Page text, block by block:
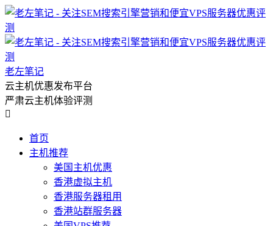
老左笔记
云主机优惠发布平台
严肃云主机体验评测

首页
主机推荐
美国主机优惠
香港虚拟主机
香港服务器租用
香港站群服务器